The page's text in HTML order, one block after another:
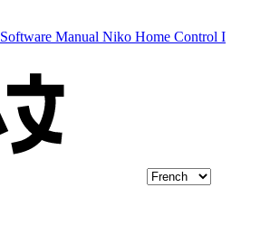
Software Manual Niko Home Control I